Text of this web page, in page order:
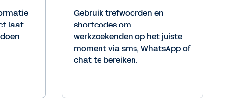
laat
Gebruik trefwoorden en
shortcodes om
werkzoekenden op het juiste
moment via sms, WhatsApp of
chat te bereiken.